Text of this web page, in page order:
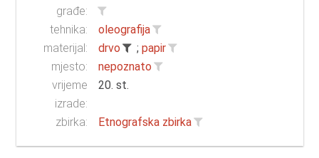
građe:
tehnika:
oleografija
materijal:
drvo ; papir
mjesto:
nepoznato
vrijeme
izrade:
20. st.
zbirka: Etnografska zbirka